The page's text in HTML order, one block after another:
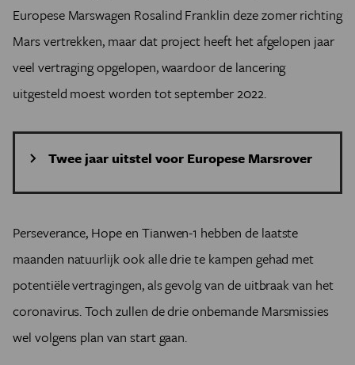
Europese Marswagen Rosalind Franklin deze zomer richting
Mars vertrekken, maar dat project heeft het afgelopen jaar
veel vertraging opgelopen, waardoor de lancering
uitgesteld moest worden tot september 2022.
Twee jaar uitstel voor Europese Marsrover
In juli 2020 zou ook de Marsrover Rosalind Franklin van
naar Mars. De lancering is afgelopen voorjaar echter
met ruim twee jaar uitgesteld. Het project had al veel
vertraging opgelopen door problemen met de
parachutes – die scheurden bij verschillende tests op
aarde kapot. Mede als gevolg van de coronacrisis bleek
het vervolgens onmogelijk om het volledige
testprogramma nog op tijd uit te voeren.
Perseverance, Hope en Tianwen-1 hebben de laatste
maanden natuurlijk ook alle drie te kampen gehad met
potentiële vertragingen, als gevolg van de uitbraak van het
coronavirus. Toch zullen de drie onbemande Marsmissies
wel volgens plan van start gaan.